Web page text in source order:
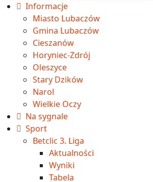
Informacje
Miasto Lubaczów
Gmina Lubaczów
Cieszanów
Horyniec-Zdrój
Oleszyce
Stary Dzików
Narol
Wielkie Oczy
Na sygnale
Sport
Betclic 3. Liga
Aktualności
Wyniki
Tabela